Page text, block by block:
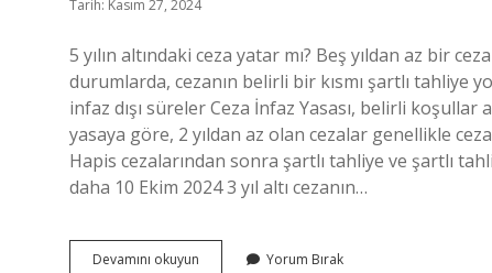
Tarih: Kasım 27, 2024
5 yılın altındaki ceza yatar mı? Beş yıldan az bir
durumlarda, cezanın belirli bir kısmı şartlı tahliye
infaz dışı süreler Ceza İnfaz Yasası, belirli
yasaya göre, 2 yıldan az olan cezalar genellikle
Hapis cezalarından sonra şartlı tahliye ve şartlı
daha 10 Ekim 2024 3 yıl altı cezanın…
Devamını okuyun Cezanın
Yorum Bırak